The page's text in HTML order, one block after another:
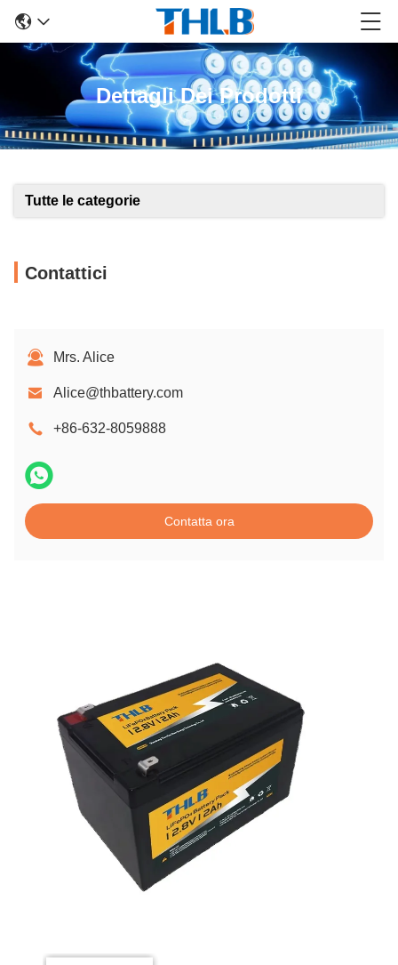
Dettagli Dei Prodotti
Tutte le categorie
Contattici
Mrs. Alice
Alice@thbattery.com
+86-632-8059888
Contatta ora